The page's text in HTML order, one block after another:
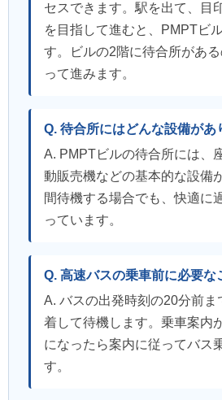
セスできます。駅を出て、目
を目指して進むと、PMPTビ
す。ビルの2階に待合所があ
って進みます。
Q. 待合所にはどんな設備があ
A. PMPTビルの待合所には、
動販売機などの基本的な設備
間待機する場合でも、快適に
っています。
Q. 高速バスの乗車前に必要な
A. バスの出発時刻の20分前ま
着して待機します。乗車案内
になったら案内に従ってバス
す。